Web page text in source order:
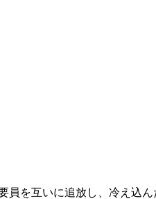
を互いに追放し、冷え込